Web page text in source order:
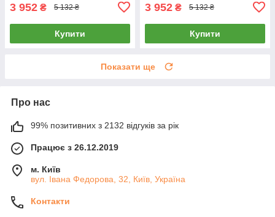
3 952 ₴ 5 132 ₴
Купити
3 952 ₴ 5 132 ₴
Купити
Показати ще
Про нас
99% позитивних з 2132 відгуків за рік
Працює з 26.12.2019
м. Київ
вул. Івана Федорова, 32, Київ, Україна
Контакти